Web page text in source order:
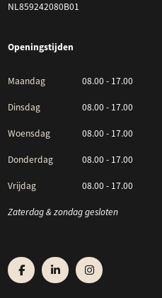
NL859242080B01
Openingstijden
Maandag 08.00 - 17.00
Dinsdag 08.00 - 17.00
Woensdag 08.00 - 17.00
Donderdag 08.00 - 17.00
Vrijdag 08.00 - 17.00
Zaterdag & zondag gesloten